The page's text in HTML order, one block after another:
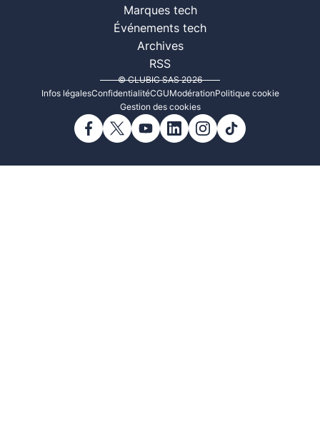
Marques tech
Événements tech
Archives
RSS
© CLUBIC SAS 2026
Infos légalesConfidentialitéCGUModérationPolitique cookie
Gestion des cookies